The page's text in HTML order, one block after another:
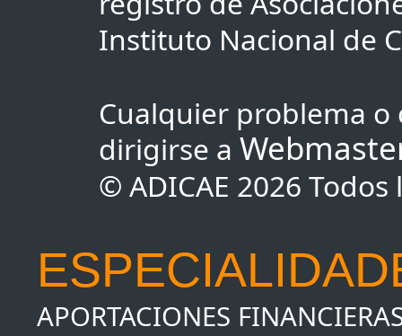
Instituto Nacional de
Cualquier problema
dirigirse a
© ADICAE 2026
APORTACIONES